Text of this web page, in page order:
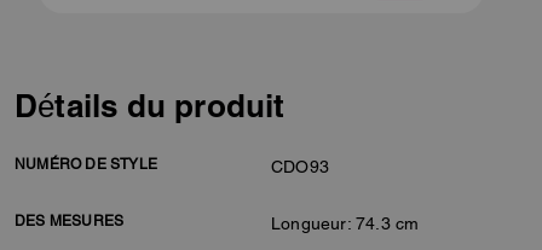
Détails du produit
NUMÉRO DE STYLE CDO93
DES MESURES Longueur: 74.3 cm